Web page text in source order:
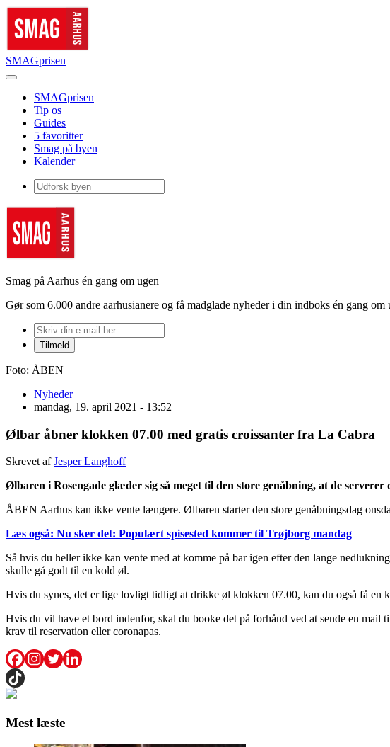
SMAGprisen
SMAGprisen
Tip os
Guides
5 favoritter
Smag på byen
Kalender
Smag på Aarhus én gang om ugen
Gør som 6.000 andre aarhusianere og få madglade nyheder i din indboks én gang om
Foto: ÅBEN
Nyheder
mandag, 19. april 2021 - 13:52
Ølbar åbner klokken 07.00 med gratis croissanter fra La Cabra
Skrevet afJesper Langhoff
Ølbaren i Rosengade glæder sig så meget til den store genåbning, at de
ÅBEN Aarhus kan ikke vente længere. Ølbaren starter den store genåbningsdag
Læs også: Nu sker det: Populært spisested kommer til Trøjborg mandag
Så hvis du heller ikke kan vente med at komme på bar igen efter den lange
skulle gå godt til en kold øl.
Hvis du synes, det er lige lovligt tidligt at drikke øl klokken 07.00, kan du også få en
Hvis du vil have et bord indenfor, skal du booke det på forhånd ved at sende en
krav til reservation eller coronapas.
Mest læste